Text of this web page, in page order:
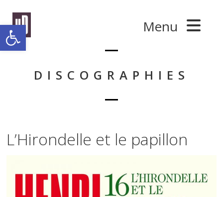
Ouvrir la barre d’outils
Menu
DISCOGRAPHIES
L’Hirondelle et le papillon